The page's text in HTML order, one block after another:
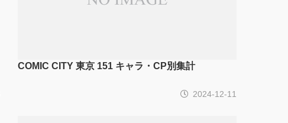
COMIC CITY 東京 151 キャラ・CP別集計
2024-12-11